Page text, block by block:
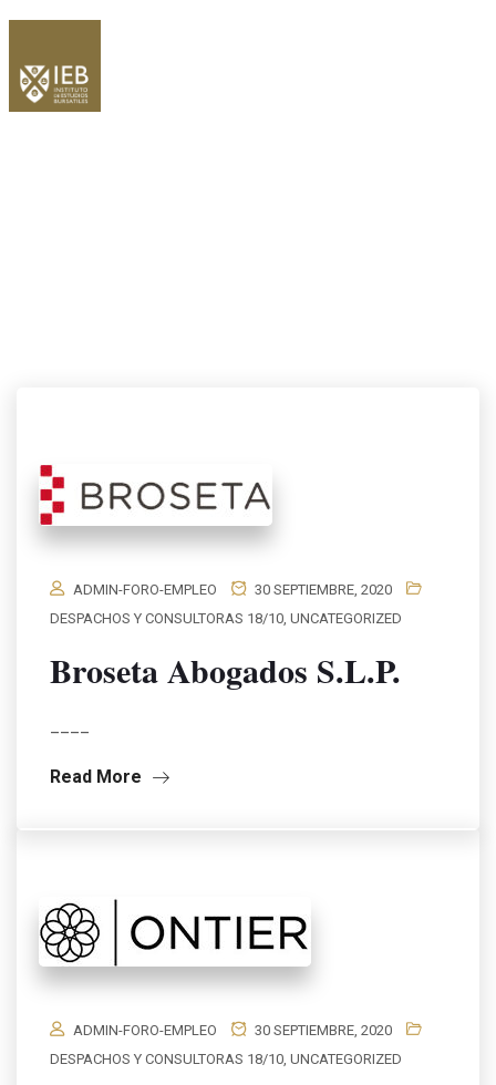
ADMIN-FORO-EMPLEO
30 SEPTIEMBRE, 2020
DESPACHOS Y CONSULTORAS 18/10, UNCATEGORIZED
Broseta Abogados S.L.P.
Read More
ADMIN-FORO-EMPLEO
30 SEPTIEMBRE, 2020
DESPACHOS Y CONSULTORAS 18/10, UNCATEGORIZED